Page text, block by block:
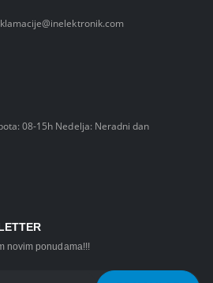
08-15h Nedelja: Neradni dan
novim ponudama!!!